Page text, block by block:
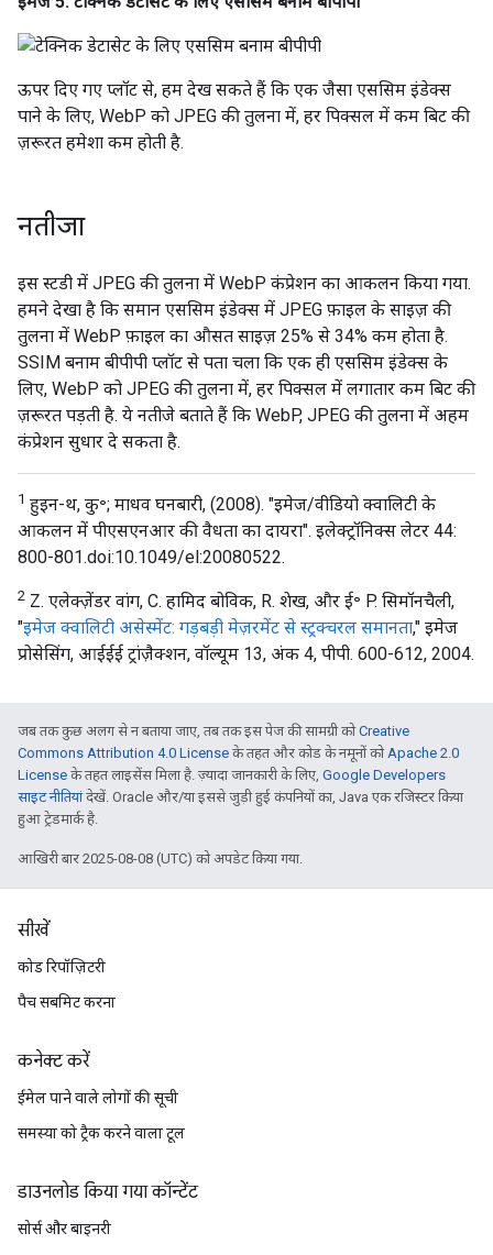
ऊपर दिए गए प्लॉट से, हम देख सकते हैं कि एक जैसा एससिम इंडेक्स
पाने के लिए, WebP को JPEG की तुलना में, हर पिक्सल में कम बिट की
ज़रूरत हमेशा कम होती है.
नतीजा
इस स्टडी में JPEG की तुलना में WebP कंप्रेशन का आकलन किया गया.
हमने देखा है कि समान एससिम इंडेक्स में JPEG फ़ाइल के साइज़ की
तुलना में WebP फ़ाइल का औसत साइज़ 25% से 34% कम होता है.
SSIM बनाम बीपीपी प्लॉट से पता चला कि एक ही एससिम इंडेक्स के
लिए, WebP को JPEG की तुलना में, हर पिक्सल में लगातार कम बिट की
ज़रूरत पड़ती है. ये नतीजे बताते हैं कि WebP, JPEG की तुलना में अहम
कंप्रेशन सुधार दे सकता है.
1 हुइन-थ, कु॰; माधव घनबारी, (2008). "इमेज/वीडियो क्वालिटी के
आकलन में पीएसएनआर की वैधता का दायरा". इलेक्ट्रॉनिक्स लेटर 44:
800-801.doi:10.1049/el:20080522.
2 Z. एलेक्ज़ेंडर वांग, C. हामिद बोविक, R. शेख, और ई॰ P. सिमॉनचैली,
"इमेज क्वालिटी असेस्मेंट: गड़बड़ी मेज़रमेंट से स्ट्रक्चरल समानता," इमेज
प्रोसेसिंग, आईईई ट्रांज़ैक्शन, वॉल्यूम 13, अंक 4, पीपी. 600-612, 2004.
जब तक कुछ अलग से न बताया जाए, तब तक इस पेज की सामग्री कोCreative
Commons Attribution 4.0 License के तहत और कोड के नमूनों कोApache 2.0
License के तहत लाइसेंस मिला है. ज़्यादा जानकारी के लिए, Google Developers
साइट नीतियांदेखें. Oracle और/या इससे जुड़ी हुई कंपनियों का, Java एक रजिस्टर किया
हुआ ट्रेडमार्क है.
आखिरी बार 2025-08-08 (UTC) को अपडेट किया गया.
सीखें
कोड रिपॉज़िटरी
पैच सबमिट करना
कनेक्ट करें
ईमेल पाने वाले लोगों की सूची
समस्या को ट्रैक करने वाला टूल
डाउनलोड किया गया कॉन्टेंट
सोर्स और बाइनरी